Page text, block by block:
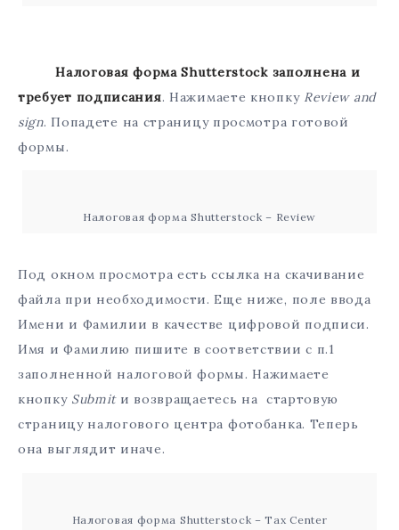
Налоговая форма Shutterstock заполнена и
требует подписания. Нажимаете кнопку Review and
sign. Попадете на страницу просмотра готовой
формы.
Налоговая форма Shutterstock – Review
Под окном просмотра есть ссылка на скачивание
файла при необходимости. Еще ниже, поле ввода
Имени и Фамилии в качестве цифровой подписи.
Имя и Фамилию пишите в соответствии с п.1
заполненной налоговой формы. Нажимаете
кнопку Submitи возвращаетесь на стартовую
страницу налогового центра фотобанка. Теперь
она выглядит иначе.
Налоговая форма Shutterstock – Tax Center